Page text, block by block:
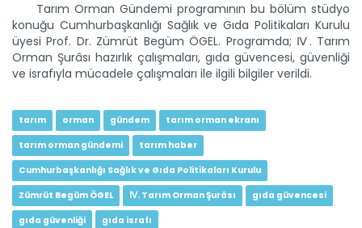
Tarım Orman Gündemi programının bu bölüm stüdyo
konuğu Cumhurbaşkanlığı Sağlık ve Gıda Politikaları Kurulu
üyesi Prof. Dr. Zümrüt Begüm ÖGEL. Programda; Ⅳ. Tarım
Orman Şurâsı hazırlık çalışmaları, gıda güvencesi, güvenliği
ve israfıyla mücadele çalışmaları ile ilgili bilgiler verildi.
tarım orman gündem tarım orman ekranı
tarım orman gündemi tarım haber
Cumhurbaşkanlığı Sağlık ve Gıda Politikaları Kurulu
Zümrüt Begüm ÖGEL Ⅳ. Tarım Orman Şurâsı gıda güvencesi
gıda güvenliği gıda israfı
“Tarım Orman Gündemi” sektörün gündemini izleyici ile...
Devamını Oku ->